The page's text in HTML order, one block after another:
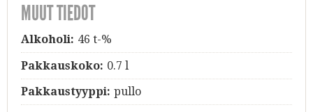
MUUT TIEDOT
Alkoholi: 46 t-%
Pakkauskoko: 0.7 l
Pakkaustyyppi: pullo